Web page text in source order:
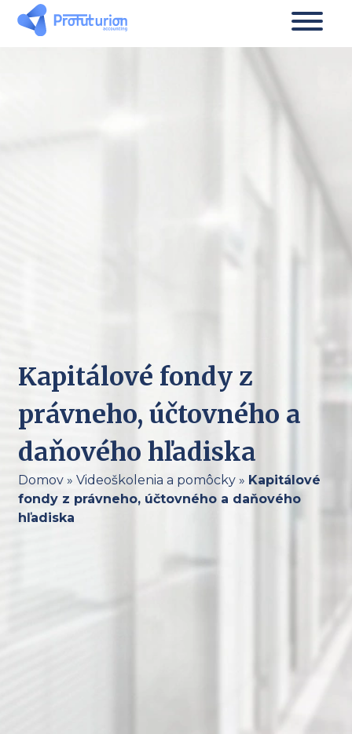
Kapitálové fondy z
právneho, účtovného a
daňového hľadiska
Domov» Videoškolenia a pomôcky» Kapitálové
fondy z právneho, účtovného a daňového
hľadiska